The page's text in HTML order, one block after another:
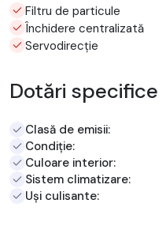
Filtru de particule
Închidere centralizată
Servodirecție
Dotări specifice
Clasă de emisii:
Condiție:
Culoare interior:
Sistem climatizare:
Uși culisante: